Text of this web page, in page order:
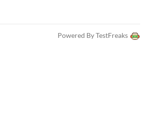
Powered By TestFreaks